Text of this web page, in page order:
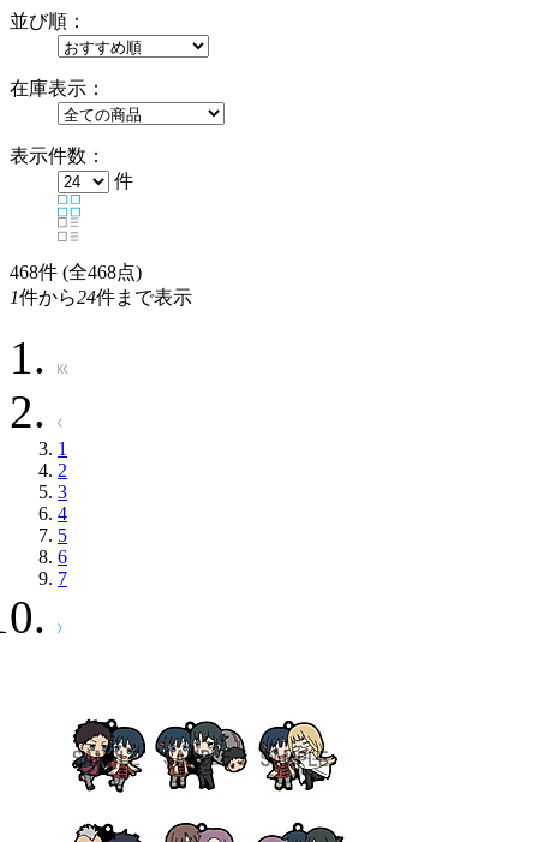
並び順：
在庫表示：
表示件数：
件
468件 (全468点)
1件から24件まで表示
1
2
3
4
5
6
7